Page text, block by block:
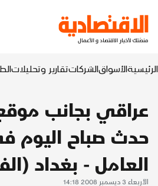
الرئيسيةالأسواقالشركاتتقارير وتحليلات
عراقي بجانب موقع
حدث صباح
العامل - بغداد
الأربعاء 3 ديسمبر 2008 14:18